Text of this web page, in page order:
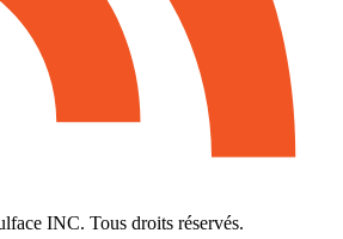
INC. Tous droits réservés.